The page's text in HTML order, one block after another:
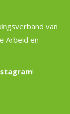
van
Arbeid en
!